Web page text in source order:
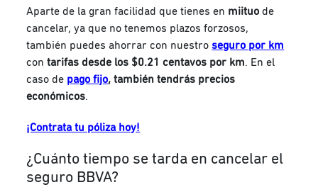
Aparte de la gran facilidad que tienes en miituo de
cancelar, ya que no tenemos plazos forzosos,
también puedes ahorrar con nuestroseguro por km
contarifas desde los $0.21 centavos por km. En el
caso de pago fijo, también tendrás precios
económicos.
¡Contrata tu póliza hoy!
¿Cuánto tiempo se tarda en cancelar el
seguro BBVA?